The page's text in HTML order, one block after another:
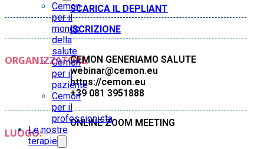
Cemon
per il
mondo
della
salute
Cemon
per il
paziente
Cemon
per il
professionista
Le nostre
terapie
SCARICA IL DEPLIANT
ISCRIZIONE
ORGANIZZATORE:CEMON GENERIAMO SALUTE
webinar@cemon.eu
https://cemon.eu
+39 081 3951888
LUOGO:
ONLINE ZOOM MEETING